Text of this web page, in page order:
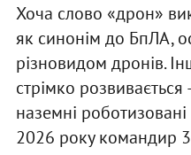
Хоча слово «дрон»
як синонім до БпЛА,
різновидом дронів.
стрімко
наземні
2026 року командир